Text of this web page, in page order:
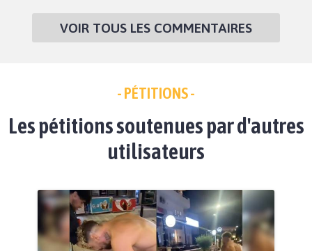
VOIR TOUS LES COMMENTAIRES
- PÉTITIONS -
Les pétitions soutenues par d'autres
utilisateurs